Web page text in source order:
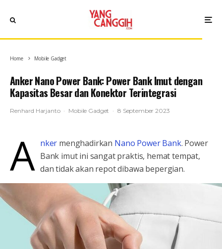
Home Mobile Gadget
Anker Nano Power Bank: Power Bank Imut dengan
Kapasitas Besar dan Konektor Terintegrasi
Renhard Harjanto · Mobile Gadget · 8 September 2023
A nker menghadirkan Nano Power Bank. Power
Bank imut ini sangat praktis, hemat tempat,
dan tidak akan repot dibawa bepergian.